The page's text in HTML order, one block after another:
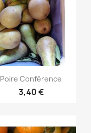
Aperçu rapide
Poire Conférence
3,40 €